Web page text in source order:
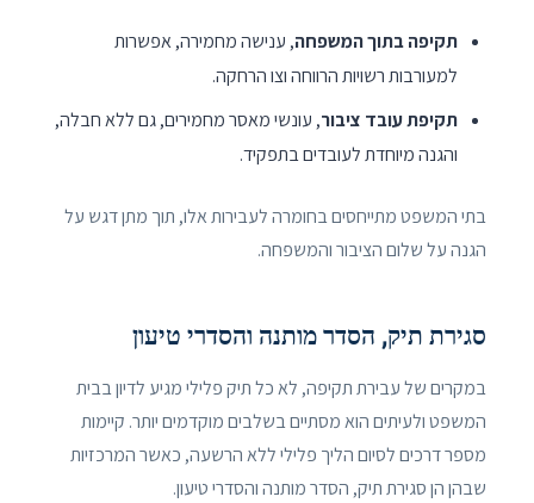
תקיפה בתוך המשפחה, ענישה מחמירה, אפשרות
למעורבות רשויות הרווחה וצו הרחקה.
תקיפת עובד ציבור, עונשי מאסר מחמירים, גם ללא חבלה,
והגנה מיוחדת לעובדים בתפקיד.
בתי המשפט מתייחסים בחומרה לעבירות אלו, תוך מתן דגש על
הגנה על שלום הציבור והמשפחה.
סגירת תיק, הסדר מותנה והסדרי טיעון
במקרים של עבירת תקיפה, לא כל תיק פלילי מגיע לדיון בבית
המשפט ולעיתים הוא מסתיים בשלבים מוקדמים יותר. קיימות
מספר דרכים לסיום הליך פלילי ללא הרשעה, כאשר המרכזיות
שבהן הן סגירת תיק, הסדר מותנה והסדרי טיעון.